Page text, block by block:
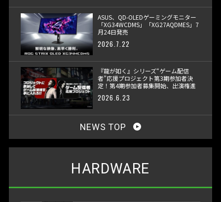
ASUS、QD-OLEDゲーミングモニター
「XG34WCDMS」「XG27AQDMES」7
月24日発売
2026.7.22
『龍が如く』シリーズ“ゲーム配信
者”応援プロジェクト第3期参加者決
定！第4期参加者募集開始、出演権進
呈へ
2026.6.23
NEWS TOP
HARDWARE